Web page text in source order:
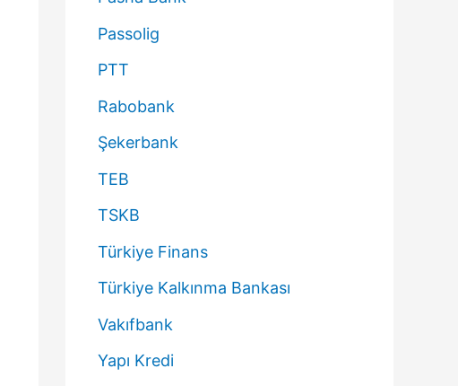
Passolig
PTT
Rabobank
Şekerbank
TEB
TSKB
Türkiye Finans
Türkiye Kalkınma Bankası
Vakıfbank
Yapı Kredi